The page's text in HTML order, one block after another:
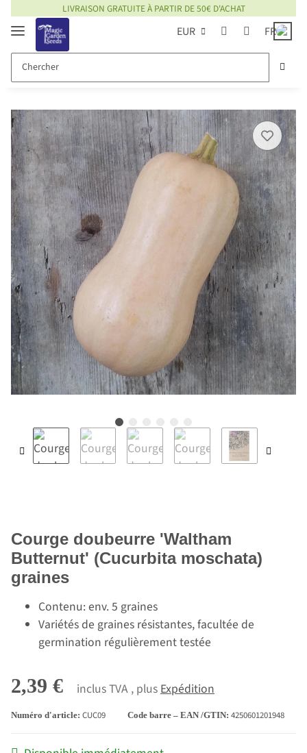
LIVRAISON GRATUITE À PARTIR DE 50€ D'ACHAT
EUR FR
Courge doubeurre 'Waltham
Butternut' (Cucurbita moschata)
graines
Contenu: env. 5 graines
Variétés de graines résistantes, facultée de
germination régulièrement testée
2,39 € inclus TVA , plusExpédition
Numéro d'article: CUC09 Code barre – EAN /GTIN: 4250601201948